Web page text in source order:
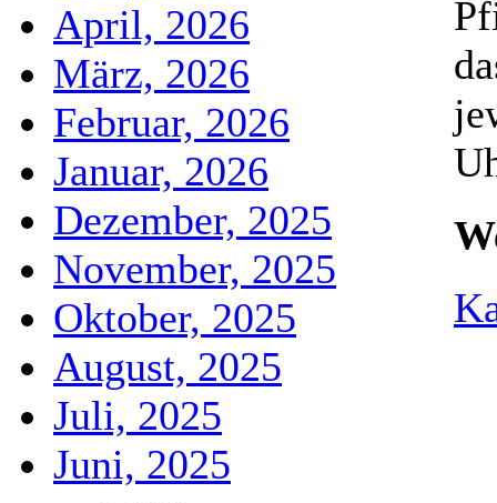
April, 2026
März, 2026
Februar, 2026
Januar, 2026
Dezember, 2025
November, 2025
Oktober, 2025
August, 2025
Juli, 2025
Juni, 2025